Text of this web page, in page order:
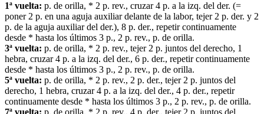
1ª vuelta: p. de orilla, * 2 p. rev., cruzar 4 p. a la izq. del der. (=
poner 2 p. en una aguja auxiliar delante de la labor, tejer 2 p. der. y 2
p. de la aguja auxiliar del der.), 8 p. der., repetir continuamente
desde * hasta los últimos 3 p., 2 p. rev., p. de orilla.
3ª vuelta: p. de orilla, * 2 p. rev., tejer 2 p. juntos del derecho, 1
hebra, cruzar 4 p. a la izq. del der., 6 p. der., repetir continuamente
desde * hasta los últimos 3 p., 2 p. rev., p. de orilla.
5ª vuelta: p. de orilla, * 2 p. rev., 2 p. der., tejer 2 p. juntos del
derecho, 1 hebra, cruzar 4 p. a la izq. del der., 4 p. der., repetir
continuamente desde * hasta los últimos 3 p., 2 p. rev., p. de orilla.
7ª vuelta: p. de orilla, * 2 p. rev., 4 p. der., tejer 2 p. juntos del